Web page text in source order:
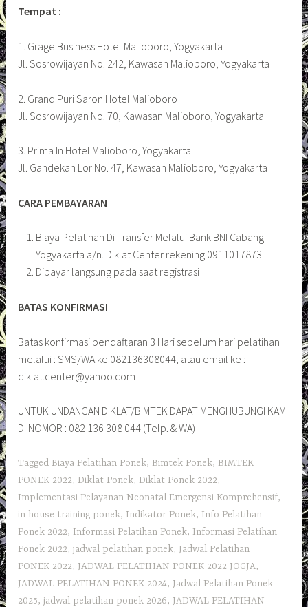
Tempat :
1. Grage Business Hotel Malioboro, Yogyakarta
Jl. Sosrowijayan No. 242, Kawasan Malioboro, Yogyakarta
2. Grand Puri Saron Hotel Malioboro
Jl. Sosrowijayan No. 70, Kawasan Malioboro, Yogyakarta
3. Prima In Hotel Malioboro, Yogyakarta
Jl. Gandekan Lor No. 47, Kawasan Malioboro, Yogyakarta
CARA PEMBAYARAN
Biaya Pelatihan Di Transfer Melalui Bank BNI Cabang
Yogyakarta a/n. Diklat Center rekening 0911017873
Dibayar langsung pada saat registrasi
BATAS KONFIRMASI
Batas konfirmasi pendaftaran 3 Hari sebelum hari pelatihan
melalui : SMS/WA ke 082136308044, atau email ke :
diklat.center@yahoo.com
UNTUK UNDANGAN DIKLAT/BIMTEK DAPAT MENGHUBUNGI KAMI
DI NOMOR : 082 136 308 044 (Telp. & WA)
Tagged Biaya Pelatihan Ponek, Bimtek Ponek, BIMTEK
PONEK 2022,Diklat Ponek,Diklat Ponek 2022,
Implementasi Pelayanan Neonatal Emergensi Komprehensif,
in house training ponek, Indikator Ponek, Info Pelatihan
Ponek 2022, Informasi Pelatihan Ponek, Informasi Pelatihan
Ponek 2022,jadwal pelatihan ponek, Jadwal Pelatihan
PONEK 2022, JADWAL PELATIHAN PONEK 2022 JOGJA,
JADWAL PELATIHAN PONEK 2024, Jadwal Pelatihan Ponek
2025,jadwal pelatihan ponek 2026, JADWAL PELATIHAN